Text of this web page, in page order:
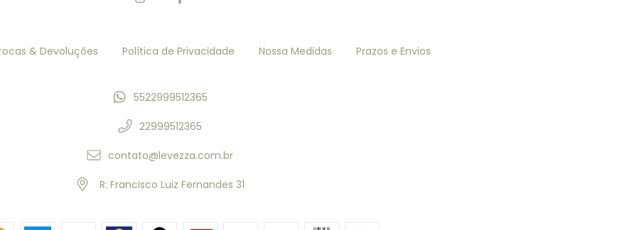
& Devoluções Política de Privacidade Nossa Medidas Prazos e Envios
5522999512365
22999512365
contato@levezza.com.br
R: Francisco Luiz Fernandes 31